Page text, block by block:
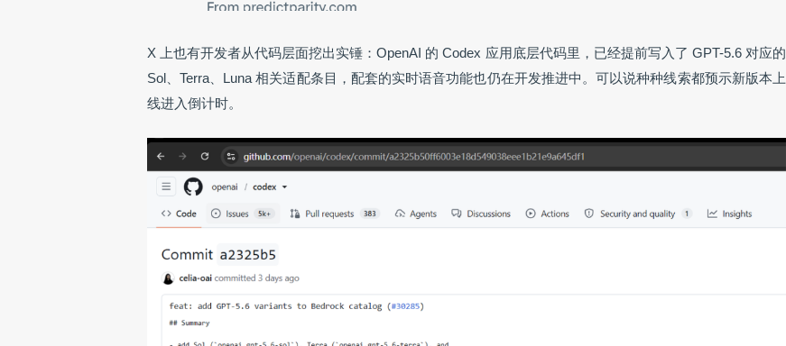
X 上也有开发者从代码层面挖出实锤：OpenAI 的 Codex 应用底层代码里，已经提前写入了 GPT-5.6 对应的
Sol、Terra、Luna 相关适配条目，配套的实时语音功能也仍在开发推进中。可以说种种线索都预示新版本上
线进入倒计时。